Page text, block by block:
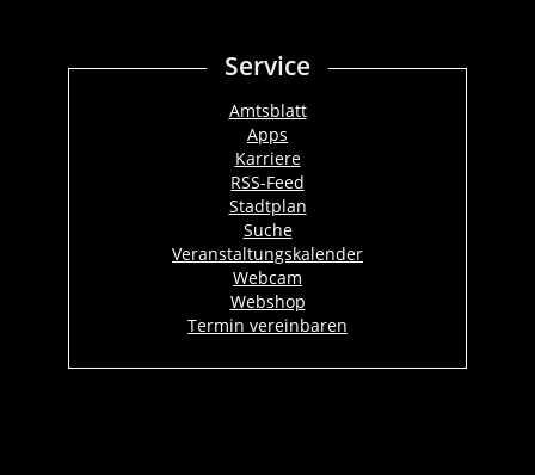
Service
Amtsblatt
Apps
Karriere
RSS-Feed
Stadtplan
Suche
Veranstaltungskalender
Webcam
Webshop
Termin vereinbaren